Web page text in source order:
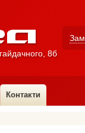
8б
Контакти